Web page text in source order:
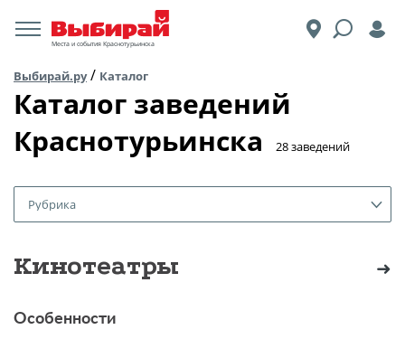
Места и события Краснотурьинска
Выбирай.ру/ Каталог
Каталог заведений
Краснотурьинска
​28 заведений
Рубрика
Кинотеатры
Особенности